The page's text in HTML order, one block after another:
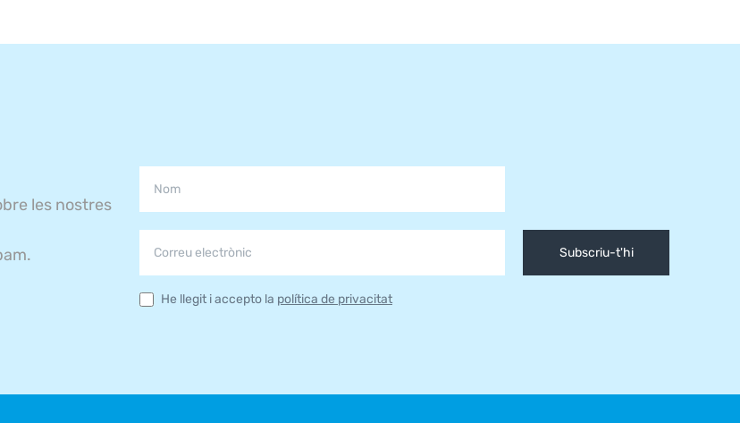
les nostres
Subscriu-t'hi
He llegit i accepto la política de privacitat